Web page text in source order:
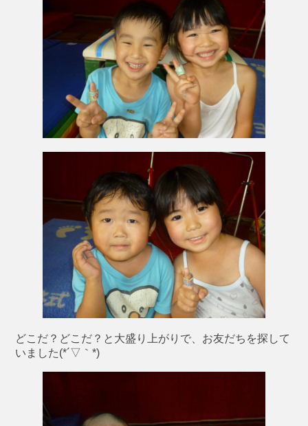
どこだ？どこだ？と大盛り上がりで、お友だちを探して
いました(*´▽｀*)